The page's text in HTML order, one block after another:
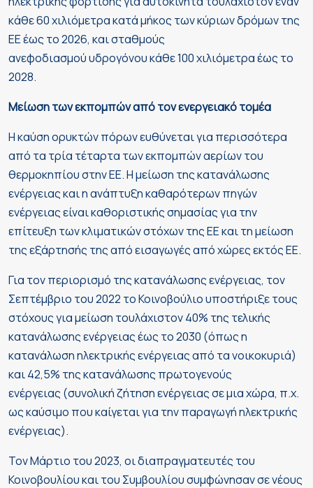
κάθε 60 χιλιόμετρα κατά μήκος των κύριων δρόμων της
ΕΕ έως το 2026, και σταθμούς
ανεφοδιασμού υδρογόνου κάθε 100 χιλιόμετρα έως το
2028.
Μείωση των εκπομπών από τον ενεργειακό τομέα
Η καύση ορυκτών πόρων ευθύνεται για περισσότερα
από τα τρία τέταρτα των εκπομπών αερίων του
θερμοκηπίου στην ΕΕ. Η μείωση της κατανάλωσης
ενέργειας και η ανάπτυξη καθαρότερων πηγών
ενέργειας είναι καθοριστικής σημασίας για την
επίτευξη των κλιματικών στόχων της ΕΕ και τη μείωση
της εξάρτησής της από εισαγωγές από χώρες εκτός ΕΕ.
Για τον περιορισμό της κατανάλωσης ενέργειας, τον
Σεπτέμβριο του 2022 το Κοινοβούλιο υποστήριξε τους
στόχους για μείωση τουλάχιστον 40% της τελικής
κατανάλωσης ενέργειας έως το 2030 (όπως η
κατανάλωση ηλεκτρικής ενέργειας από τα νοικοκυριά)
και 42,5% της κατανάλωσης πρωτογενούς
ενέργειας (συνολική ζήτηση ενέργειας σε μια χώρα, π.χ.
ως καύσιμο που καίγεται για την παραγωγή ηλεκτρικής
ενέργειας).
Τον Μάρτιο του 2023, οι διαπραγματευτές του
Κοινοβουλίου και του Συμβουλίου συμφώνησαν σε νέους